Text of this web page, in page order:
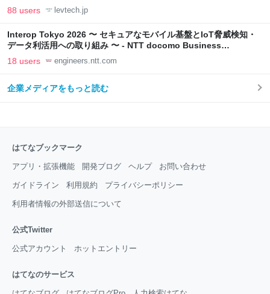
LAB
88 users levtech.jp
Interop Tokyo 2026 〜 セキュアなモバイル基盤とIoT脅威検知・
データ利活用への取り組み 〜 - NTT docomo Business
Engineers' Blog
18 users engineers.ntt.com
企業メディアをもっと読む
はてなブックマーク
アプリ・拡張機能 開発ブログ ヘルプ お問い合わせ
ガイドライン 利用規約 プライバシーポリシー
利用者情報の外部送信について
公式Twitter
公式アカウント ホットエントリー
はてなのサービス